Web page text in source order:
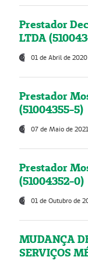
Prestador
LTDA
01 de Abril de 2020
Prestador
(51004355-5)
07 de Maio de 2021
Prestador
(51004352-0)
01 de Outubro de
MUDANÇA
SERVIÇOS